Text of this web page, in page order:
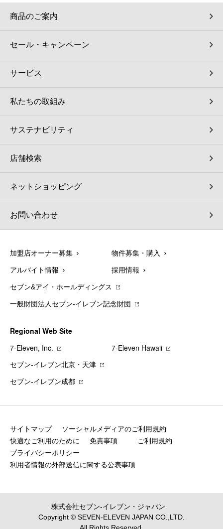
荷物預かりサービス「ecbocloakエクボクローク」（店舗限定）
パウダースペース ラブン（店舗限定）
ソフトバンクギフト
商品のご案内
セール・キャンペーン
サービス
私たちの取組み
サステナビリティ
店舗検索
ネットショッピング
お問い合わせ
加盟店オーナー募集 物件募集・購入
アルバイト情報 採用情報
セブン&アイ・ホールディングス
一般財団法人セブン-イレブン記念財団
Regional Web Site
7‐Eleven, Inc.
7‐Eleven Hawaii
セブン‐イレブン北京・天津
セブン‐イレブン成都
サイトマップ
ソーシャルメディアのご利用規約
快適なご利用のために
免責事項
ご利用規約
プライバシーポリシー
利用者情報の外部送信に関する公表事項
株式会社セブン‐イレブン・ジャパン
Copyright © SEVEN-ELEVEN JAPAN CO.,LTD.